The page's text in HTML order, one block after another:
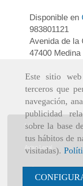
Este sitio
terceros que
navegación,
publicidad
sobre la base
tus hábitos de
visitadas).
Disponible en
983801121
Avenida de la
47400
Inicio
Aviso Legal
Política de cookies